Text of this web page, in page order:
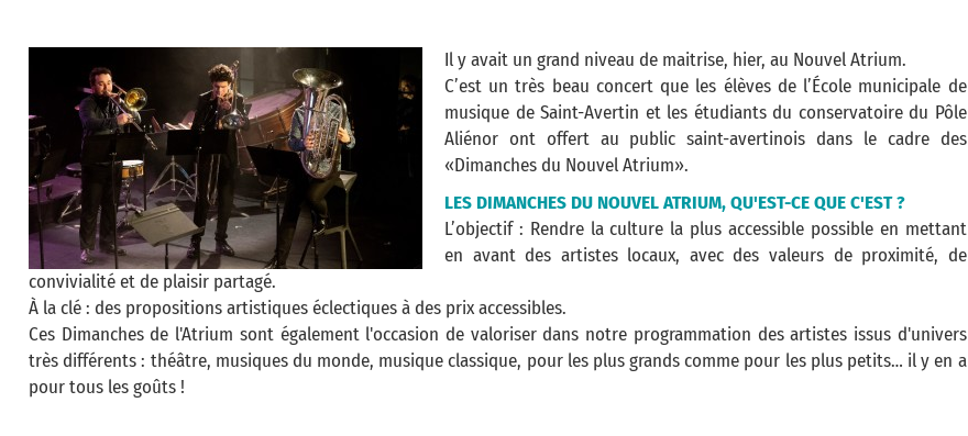
Il y avait un grand niveau de maitrise, hier, au Nouvel Atrium.
C’est un très beau concert que les élèves de l’École municipale de
musique de Saint-Avertin et les étudiants du conservatoire du Pôle
Aliénor ont offert au public saint-avertinois dans le cadre des
«Dimanches du Nouvel Atrium».
LES DIMANCHES DU NOUVEL ATRIUM, QU'EST-CE QUE C'EST ?
L’objectif : Rendre la culture la plus accessible possible en mettant
en avant des artistes locaux, avec des valeurs de proximité, de
convivialité et de plaisir partagé.
À la clé : des propositions artistiques éclectiques à des prix accessibles.
Ces Dimanches de l'Atrium sont également l'occasion de valoriser dans notre programmation des artistes issus d'univers
très différents : théâtre, musiques du monde, musique classique, pour les plus grands comme pour les plus petits… il y en a
pour tous les goûts !